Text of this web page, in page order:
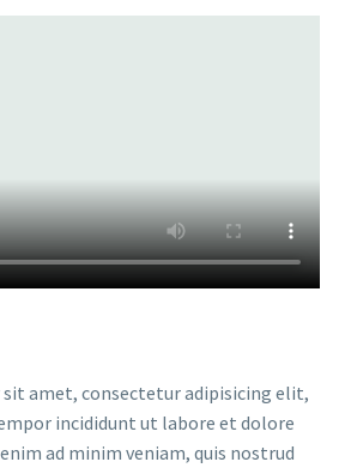
amet, consectetur adipisicing elit,
incididunt ut labore et dolore
ad minim veniam, quis nostrud